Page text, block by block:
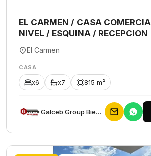
EL CARMEN / CASA
NIVEL / ESQUINA / RECEPCION
El Carmen
CASA
x6 x7 815 m²
Galceb Group Bienes Raices